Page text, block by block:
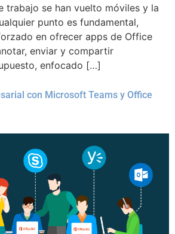
trabajo se han vuelto móviles y la
punto es fundamental,
en ofrecer apps de Office
enviar y compartir
enfocado […]
con Microsoft Teams y Office